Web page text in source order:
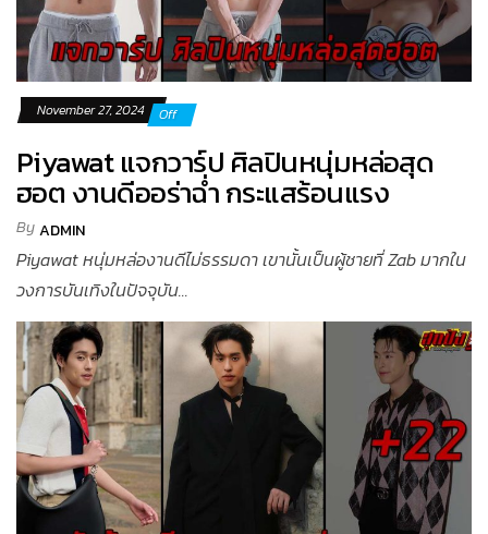
November 27, 2024 Off
Piyawat แจกวาร์ป ศิลปินหนุ่มหล่อสุด
ฮอต งานดีออร่าฉ่ำ กระแสร้อนแรง
ByADMIN
Piyawat หนุ่มหล่องานดีไม่ธรรมดา เขานั้นเป็นผู้ชายที่ Zab มากใน
วงการบันเทิงในปัจจุบัน...